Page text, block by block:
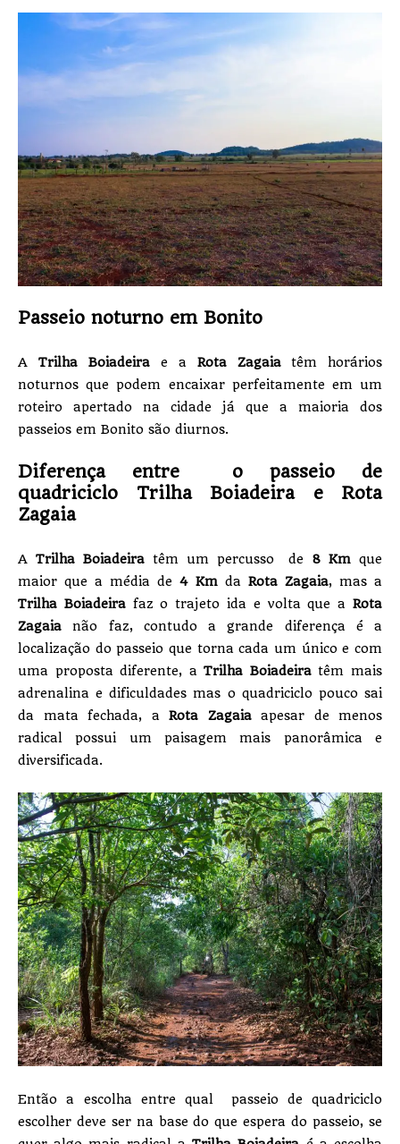
Passeio noturno em Bonito
A Trilha Boiadeira e a Rota Zagaia têm horários
noturnos que podem encaixar perfeitamente em um
roteiro apertado na cidade já que a maioria dos
passeios em Bonito são diurnos.
Diferença entre o passeio de
quadriciclo Trilha Boiadeira e Rota
Zagaia
A Trilha Boiadeiratêm um percusso de 8 Km que
maior que a média de 4 Km da Rota Zagaia, mas a
Trilha Boiadeirafaz o trajeto ida e volta que aRota
Zagaia não faz, contudo a grande diferença é a
localização do passeio que torna cada um único e com
uma proposta diferente, aTrilha Boiadeiratêm mais
adrenalina e dificuldades mas o quadriciclo pouco sai
da mata fechada, a Rota Zagaiaapesar de menos
radical possui um paisagem mais panorâmica e
diversificada.
Então a escolha entre qual passeio de quadriciclo
escolher deve ser na base do que espera do passeio, se